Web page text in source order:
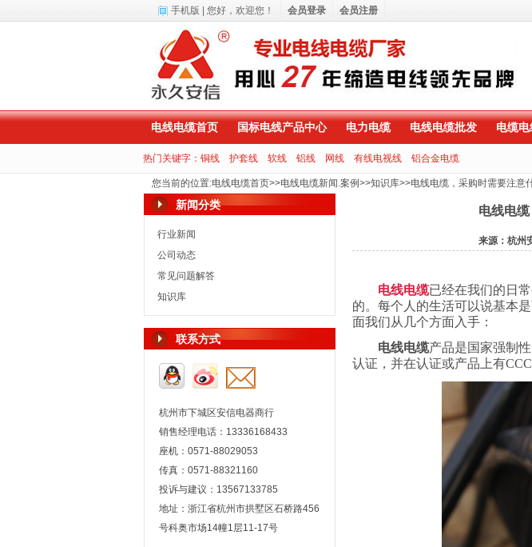
电线电缆首页 国标电线产品中心 电力电缆 电线电缆批发 电缆
热门关键字： 铜线 护套线 软线 铝线 网线 有线电视线 铝合金电缆
您当前的位置:电线电缆首页>>电线电缆新闻.案例>>知识库>>电线电缆，采购时需要注意
新闻分类
行业新闻
公司动态
常见问题解答
知识库
联系方式
杭州市下城区安信电器商行
销售经理电话：13336168433
座机：0571-88029053
传真：0571-88321160
投诉与建议：13567133785
地址：浙江省杭州市拱墅区石桥路456
号科奥市场14幢1层11-17号
电线电
来源：杭州
电线电缆已经在我们的日
的。每个人的生活可以说基本
面我们从几个方面入手：
电线电缆产品是国家强制
认证，并在认证或产品上有CCC
手机版 | 您好， 欢迎您！ 会员登录 会员注册